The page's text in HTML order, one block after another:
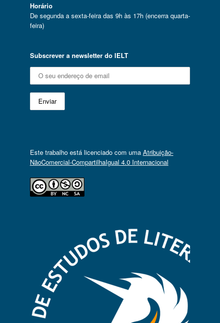
Horário
De segunda a sexta-feira das 9h às 17h (encerra quarta-
feira)
Subscrever a newsletter do IELT
Este trabalho está licenciado com uma Atribuição-
NãoComercial-CompartilhaIgual 4.0 Internacional